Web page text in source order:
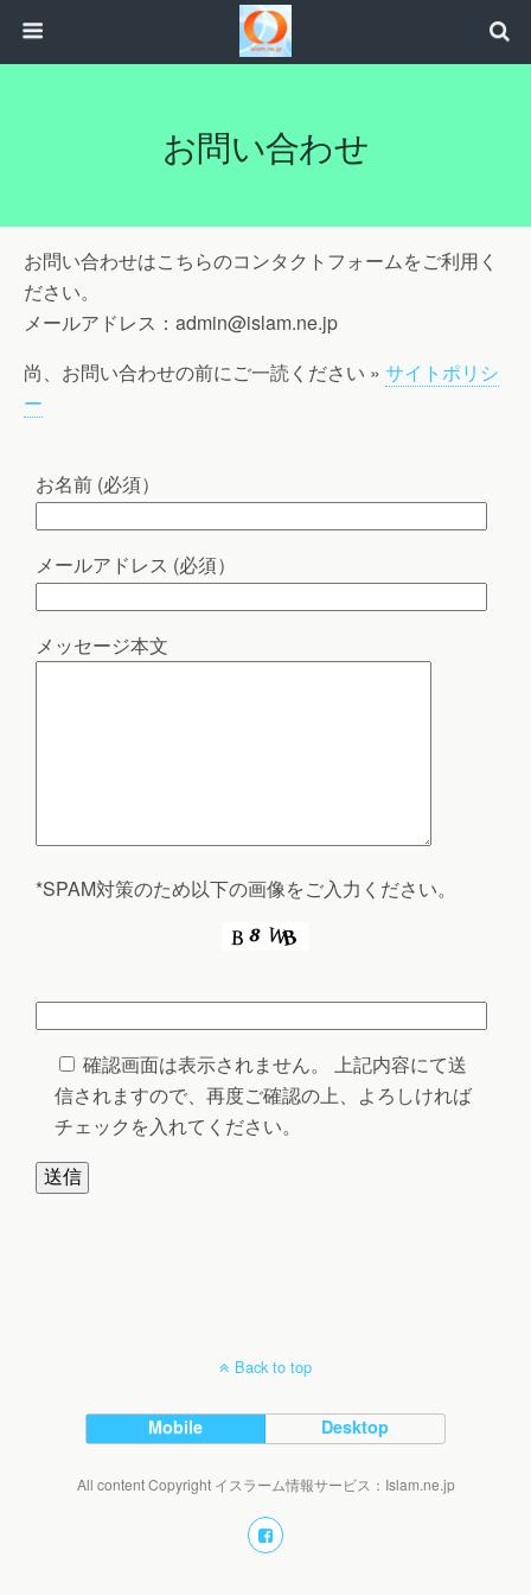
お問い合わせ
お問い合わせはこちらのコンタクトフォームをご利用く
ださい。
メールアドレス：admin@islam.ne.jp
尚、お問い合わせの前にご一読ください » サイトポリシ
ー
お名前 (必須）
メールアドレス (必須）
メッセージ本文
*SPAM対策のため以下の画像をご入力ください。
確認画面は表示されません。 上記内容にて送
信されますので、再度ご確認の上、よろしければ
チェックを入れてください。
Back to top
Mobile Desktop
All content Copyright イスラーム情報サービス：Islam.ne.jp